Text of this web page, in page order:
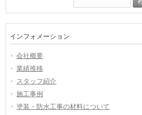
索:
インフォメーション
会社概要
業績推移
スタッフ紹介
施工事例
塗装・防水工事の材料について